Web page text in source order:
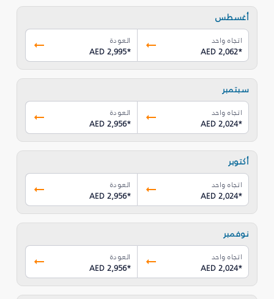
أغسطس
اتجاه واحد
AED 2,062*
العودة
AED 2,995*
سبتمبر
اتجاه واحد
AED 2,024*
العودة
AED 2,956*
أكتوبر
اتجاه واحد
AED 2,024*
العودة
AED 2,956*
نوفمبر
اتجاه واحد
AED 2,024*
العودة
AED 2,956*